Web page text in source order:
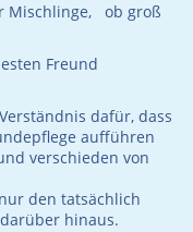
Mischlinge, ob groß
Freund
dafür, dass
aufführen
verschieden von
den tatsächlich
hinaus.